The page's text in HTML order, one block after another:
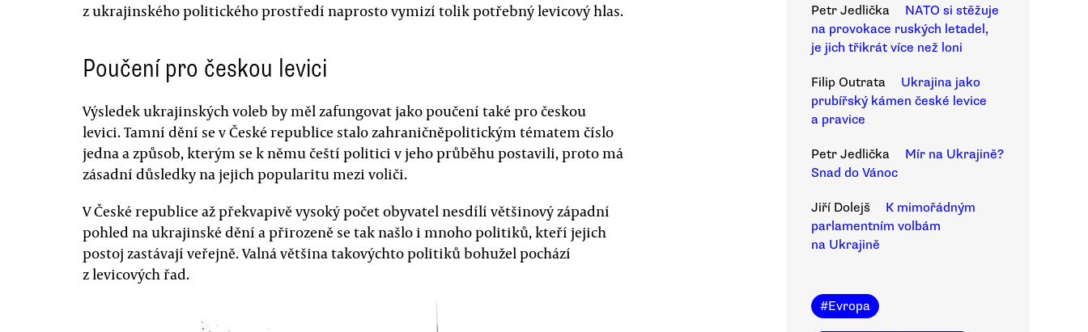
z ukrajinského politického prostředí naprosto vymizí tolik potřebný levicový hlas.
Poučení pro českou levici
Výsledek ukrajinských voleb by měl zafungovat jako poučení také pro českou
levici. Tamní dění se v České republice stalo zahraničněpolitickým tématem číslo
jedna a způsob, kterým se k němu čeští politici v jeho průběhu postavili, proto má
zásadní důsledky na jejich popularitu mezi voliči.
V České republice až překvapivě vysoký počet obyvatel nesdílí většinový západní
pohled na ukrajinské dění a přirozeně se tak našlo i mnoho politiků, kteří jejich
postoj zastávají veřejně. Valná většina takovýchto politiků bohužel pochází
z levicových řad.
Petr Jedlička
NATO si stěžuje
na provokace ruských letadel,
je jich třikrát více než loni
Filip Outrata
Ukrajina jako
prubířský kámen české levice
a pravice
Petr Jedlička
Mír na Ukrajině?
Snad do Vánoc
Jiří Dolejš
K mimořádným
parlamentním volbám
na Ukrajině
#Evropa